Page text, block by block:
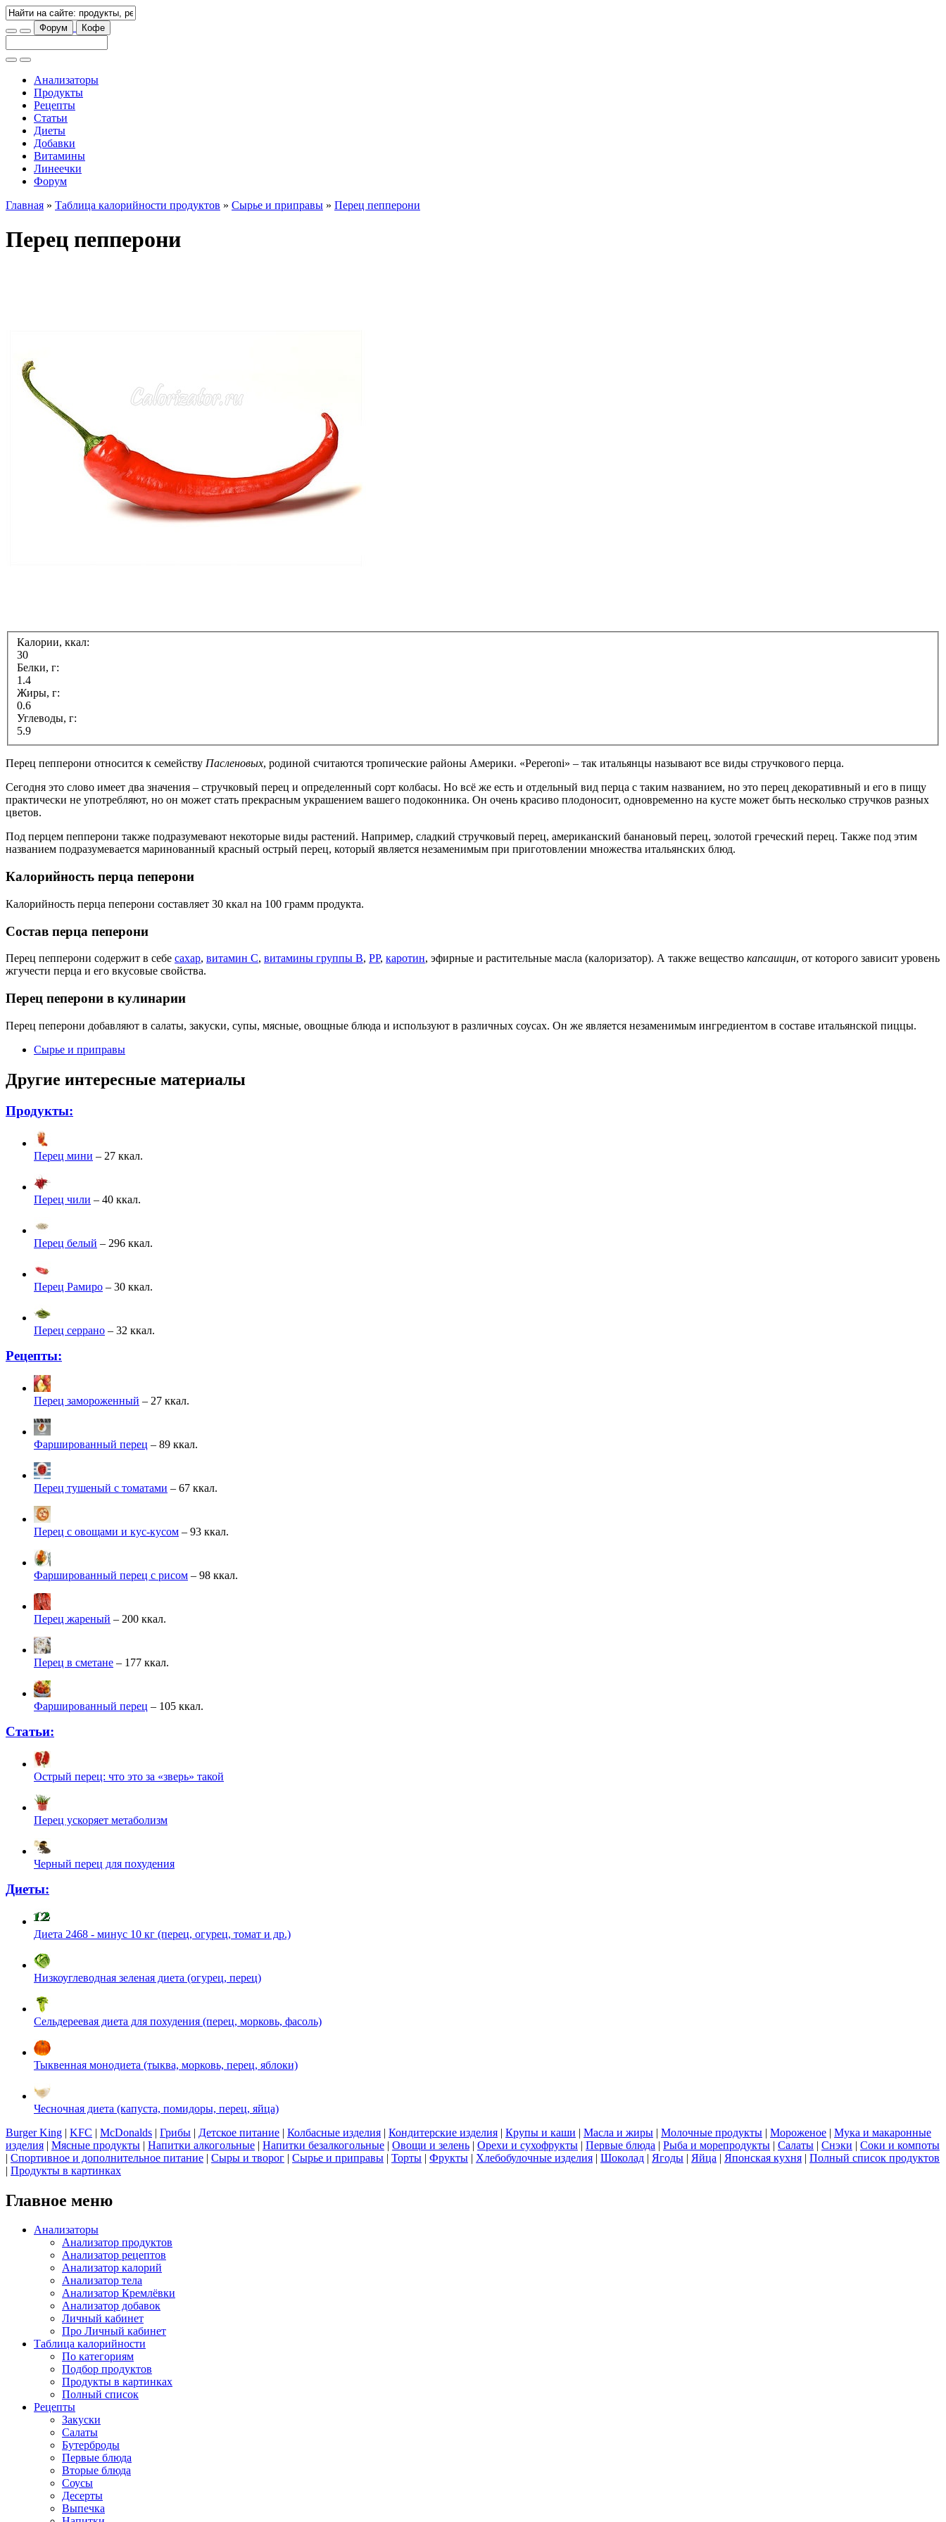
Форум Кофе
Анализаторы
Продукты
Рецепты
Статьи
Диеты
Добавки
Витамины
Линеечки
Форум
Главная » Таблица калорийности продуктов » Сырье и приправы » Перец пепперони
Перец пепперони
Калории, ккал:
30
Белки, г:
1.4
Жиры, г:
0.6
Углеводы, г:
5.9
Перец пепперони относится к семейству Пасленовых, родиной считаются тропические районы Америки. «Рeperoni» – так итальянцы называют все виды стручкового перца.
Сегодня это слово имеет два значения – стручковый перец и определенный сорт колбасы. Но всё же есть и отдельный вид перца с таким названием, но это перец декоративный и его в пищу
практически не употребляют, но он может стать прекрасным украшением вашего подоконника. Он очень красиво плодоносит, одновременно на кусте может быть несколько стручков разных
цветов.
Под перцем пепперони также подразумевают некоторые виды растений. Например, сладкий стручковый перец, американский банановый перец, золотой греческий перец. Также под этим
названием подразумевается маринованный красный острый перец, который является незаменимым при приготовлении множества итальянских блюд.
Калорийность перца пеперони
Калорийность перца пеперони составляет 30 ккал на 100 грамм продукта.
Состав перца пеперони
Перец пепперони содержит в себе сахар, витамин С, витамины группы В, РР, каротин, эфирные и растительные масла (калоризатор). А также вещество капсаицин, от которого зависит уровень
жгучести перца и его вкусовые свойства.
Перец пеперони в кулинарии
Перец пеперони добавляют в салаты, закуски, супы, мясные, овощные блюда и используют в различных соусах. Он же является незаменимым ингредиентом в составе итальянской пиццы.
Сырье и приправы
Другие интересные материалы
Продукты:
Перец мини – 27 ккал.
Перец чили – 40 ккал.
Перец белый – 296 ккал.
Перец Рамиро – 30 ккал.
Перец серрано – 32 ккал.
Рецепты:
Перец замороженный – 27 ккал.
Фаршированный перец – 89 ккал.
Перец тушеный с томатами – 67 ккал.
Перец с овощами и кус-кусом – 93 ккал.
Фаршированный перец с рисом – 98 ккал.
Перец жареный – 200 ккал.
Перец в сметане – 177 ккал.
Фаршированный перец – 105 ккал.
Статьи:
Острый перец: что это за «зверь» такой
Перец ускоряет метаболизм
Черный перец для похудения
Диеты:
Диета 2468 - минус 10 кг (перец, огурец, томат и др.)
Низкоуглеводная зеленая диета (огурец, перец)
Сельдереевая диета для похудения (перец, морковь, фасоль)
Тыквенная монодиета (тыква, морковь, перец, яблоки)
Чесночная диета (капуста, помидоры, перец, яйца)
Burger King | KFC | McDonalds | Грибы | Детское питание | Колбасные изделия | Кондитерские изделия | Крупы и каши | Масла и жиры | Молочные продукты | Мороженое | Мука и макаронные
изделия | Мясные продукты | Напитки алкогольные | Напитки безалкогольные | Овощи и зелень | Орехи и сухофрукты | Первые блюда | Рыба и морепродукты | Салаты | Снэки | Соки и компоты
| Спортивное и дополнительное питание | Сыры и творог | Сырье и приправы | Торты | Фрукты | Хлебобулочные изделия | Шоколад | Ягоды | Яйца | Японская кухня | Полный список продуктов
| Продукты в картинках
Главное меню
Анализаторы
Анализатор продуктов
Анализатор рецептов
Анализатор калорий
Анализатор тела
Анализатор Кремлёвки
Анализатор добавок
Личный кабинет
Про Личный кабинет
Таблица калорийности
По категориям
Подбор продуктов
Продукты в картинках
Полный список
Рецепты
Закуски
Салаты
Бутерброды
Первые блюда
Вторые блюда
Соусы
Десерты
Выпечка